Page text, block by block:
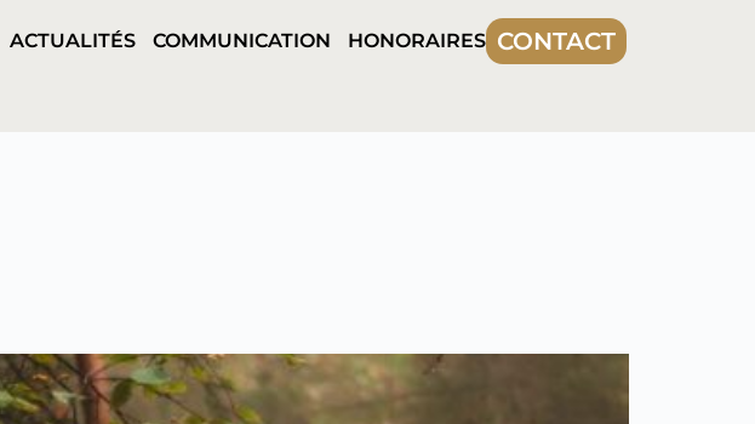
ACTUALITÉS COMMUNICATION HONORAIRES CONTACT